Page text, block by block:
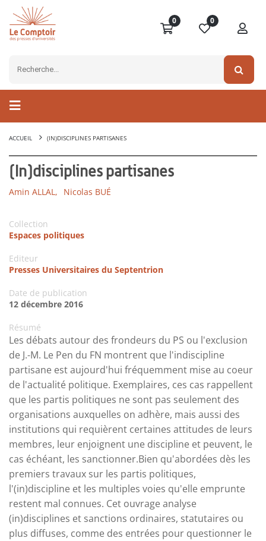
0 0
ACCUEIL (IN)DISCIPLINES PARTISANES
(In)disciplines partisanes
Amin ALLAL, Nicolas BUÉ
Collection
Espaces politiques
Editeur
Presses Universitaires du Septentrion
Date de publication
12 décembre 2016
Résumé
Les débats autour des frondeurs du PS ou l'exclusion
de J.-M. Le Pen du FN montrent que l'indiscipline
partisane est aujourd'hui fréquemment mise au coeur
de l'actualité politique. Exemplaires, ces cas rappellent
que les partis politiques ne sont pas seulement des
organisations auxquelles on adhère, mais aussi des
institutions qui requièrent certaines attitudes de leurs
membres, leur enjoignent une discipline et peuvent, le
cas échéant, les sanctionner.Bien qu'abordées dès les
premiers travaux sur les partis politiques,
l'(in)discipline et les multiples voies qu'elle emprunte
restent mal connues. Cet ouvrage analyse
(in)disciplines et sanctions ordinaires, statutaires ou
plus diffuses, comme des entrées pour questionner le